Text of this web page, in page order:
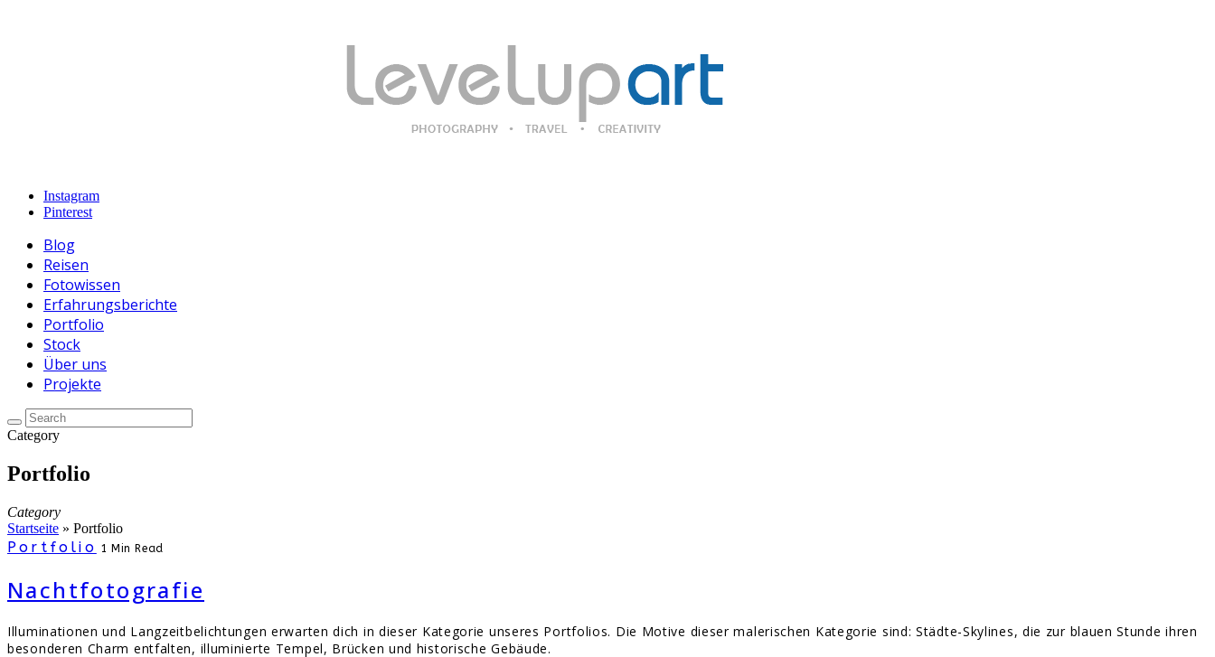
Instagram
Pinterest
Blog
Reisen
Fotowissen
Erfahrungsberichte
Portfolio
Stock
Über uns
Projekte
Category
Portfolio
Category
Startseite » Portfolio
Portfolio 1 Min Read
Nachtfotografie
Illuminationen und Langzeitbelichtungen erwarten dich in dieser Kategorie unseres Portfolios. Die Motive dieser malerischen Kategorie sind: Städte-Skylines, die zur blauen Stunde ihren
besonderen Charm entfalten, illuminierte Tempel, Brücken und historische Gebäude.